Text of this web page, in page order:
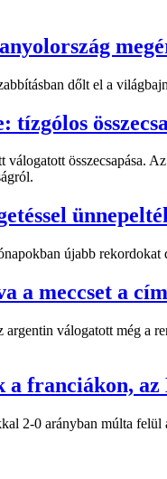
dőlt el a
tízgólos
válogatott összecsapása.
újabb
a meccset a
válogatott még a
a franciákon,
2-0 arányban múlta